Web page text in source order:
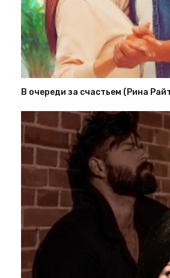
В очереди за счастьем (Рина